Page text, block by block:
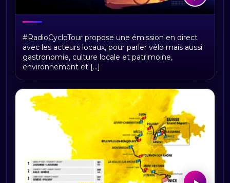
RadioCycloTour, le direct
#RadioCycloTour propose une émission en direct
avec les acteurs locaux, pour parler vélo mais aussi
gastronomie, culture locale et patrimoine,
environnement et [...]